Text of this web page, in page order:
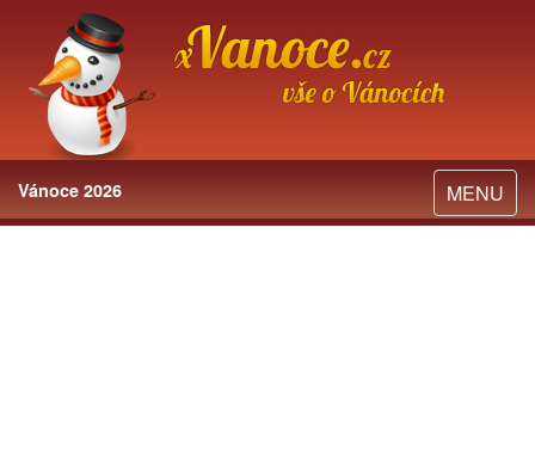
Toggle
navigation
MENU
Vánoce 2026